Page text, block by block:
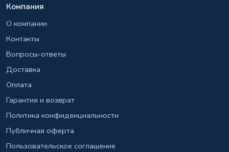
Компания
О компании
Контакты
Вопросы-ответы
Доставка
Оплата
Гарантия и возврат
Политика конфиденциальности
Публичная оферта
Пользовательское соглашение